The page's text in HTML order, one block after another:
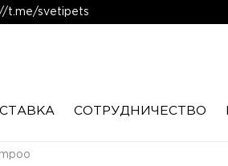
t.me/svetipets
CОТРУДНИЧЕСТВО